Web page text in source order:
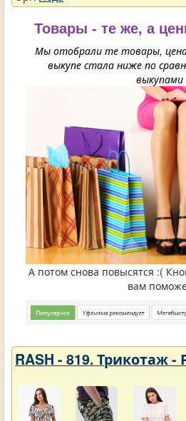
Товары - те же, а
Мы отобрали те товары,
выкупе стала ниже по
выкупами
А потом снова повысятся :(
вам
RASH - 819. Трикотаж -